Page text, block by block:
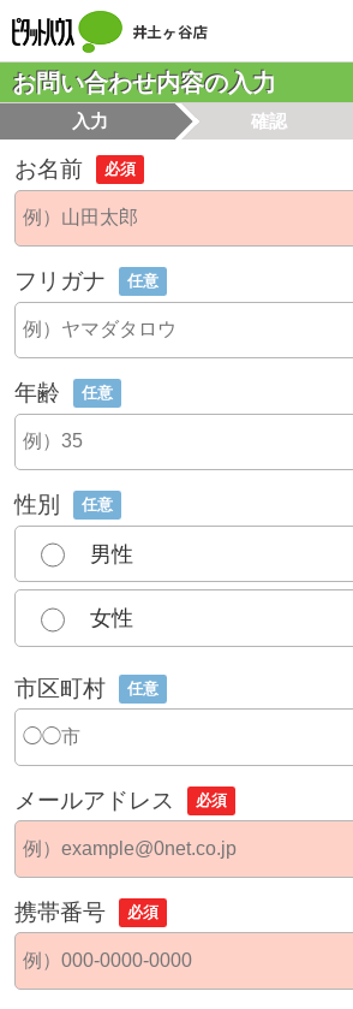
お問い合わせ内容の入力
入力 確認
お名前 必須
フリガナ 任意
年齢 任意
性別 任意
男性
女性
市区町村 任意
メールアドレス 必須
携帯番号 必須